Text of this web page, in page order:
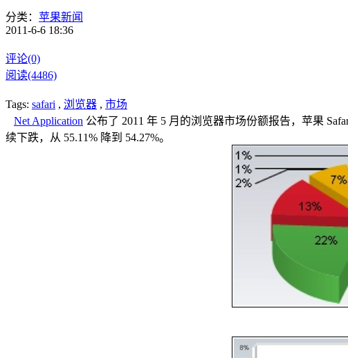
分类： 苹果新闻
2011-6-6 18:36
评论(0)
阅读(4486)
Tags: safari , 浏览器 , 市场
Net Application 公布了 2011 年 5 月的浏览器市场份额报告，苹果
续下跌，从 55.11% 降到 54.27%。